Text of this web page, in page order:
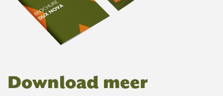
Download meer